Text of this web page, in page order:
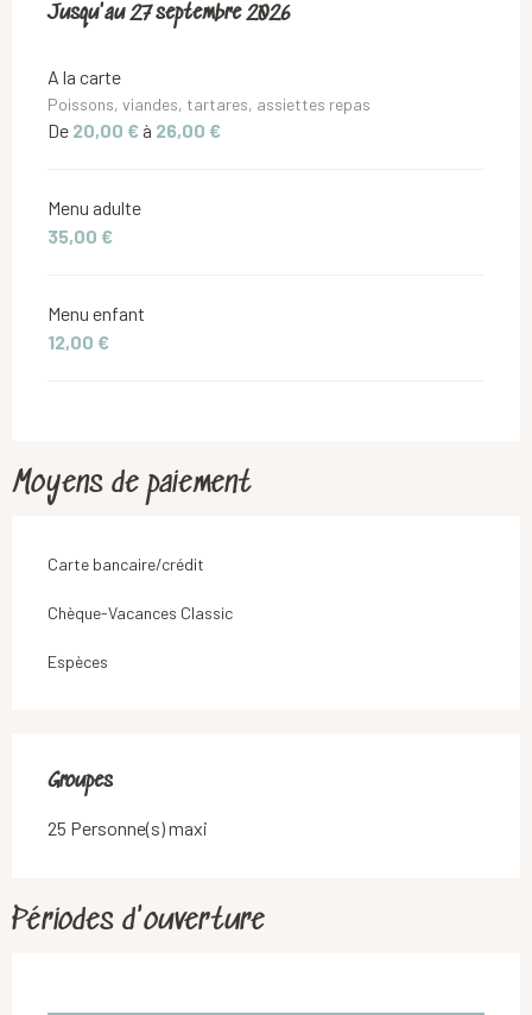
Du14 mars 2026au27 septembre 2026
Jusqu'au27 septembre 2026
A la carte
Poissons, viandes, tartares, assiettes repas
De 20,00 € à 26,00 €
Menu adulte
35,00 €
Menu enfant
12,00 €
Moyens de paiement
Carte bancaire/crédit
Chèque-Vacances Classic
Espèces
Groupes
Groupes
25 Personne(s) maxi
Périodes d'ouverture